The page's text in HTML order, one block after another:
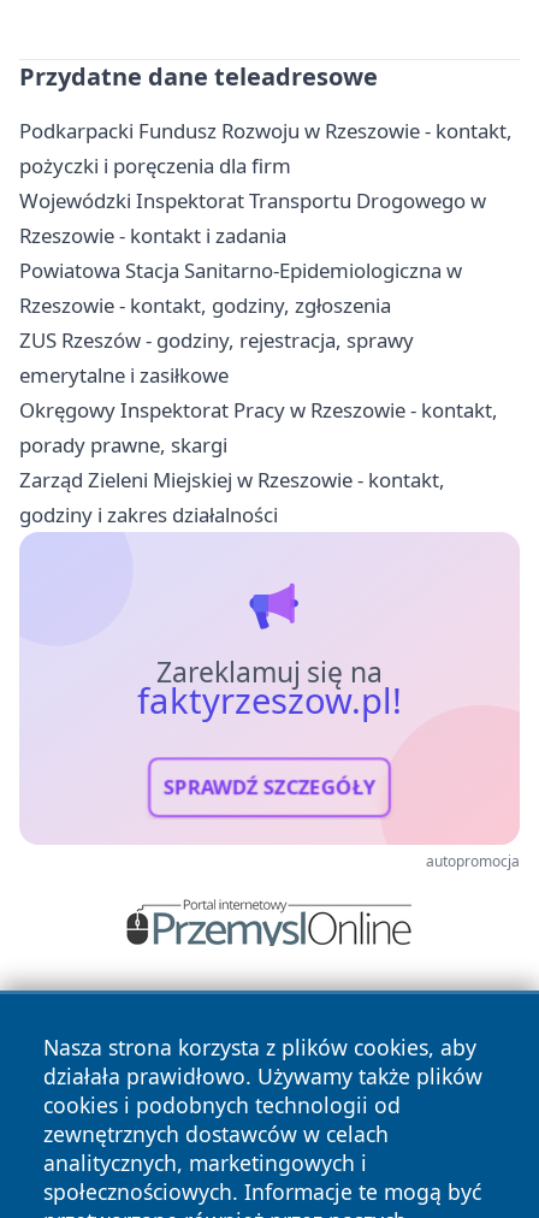
Przydatne dane teleadresowe
Podkarpacki Fundusz Rozwoju w Rzeszowie - kontakt,
pożyczki i poręczenia dla firm
Wojewódzki Inspektorat Transportu Drogowego w
Rzeszowie - kontakt i zadania
Powiatowa Stacja Sanitarno-Epidemiologiczna w
Rzeszowie - kontakt, godziny, zgłoszenia
ZUS Rzeszów - godziny, rejestracja, sprawy
emerytalne i zasiłkowe
Okręgowy Inspektorat Pracy w Rzeszowie - kontakt,
porady prawne, skargi
Zarząd Zieleni Miejskiej w Rzeszowie - kontakt,
godziny i zakres działalności
Zareklamuj się na
faktyrzeszow.pl!
SPRAWDŹ SZCZEGÓŁY
autopromocja
Nasza strona korzysta z plików cookies, aby
działała prawidłowo. Używamy także plików
cookies i podobnych technologii od
zewnętrznych dostawców w celach
analitycznych, marketingowych i
społecznościowych. Informacje te mogą być
Copyright © 2026 faktyrzeszow.pl Wszystkie prawa
zastrzeżone.